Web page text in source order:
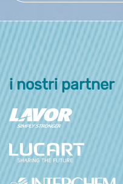
i nostri partner